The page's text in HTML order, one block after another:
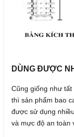
DÙNG ĐƯỢC
Cũng giống như
thì sản phẩm bao
được sử dụng
và mực độ an toàn